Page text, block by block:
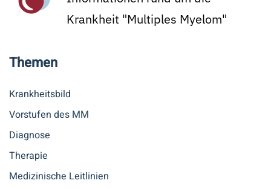
Krankheit "Multiples Myelom"
Themen
Krankheitsbild
Vorstufen des MM
Diagnose
Therapie
Medizinische Leitlinien